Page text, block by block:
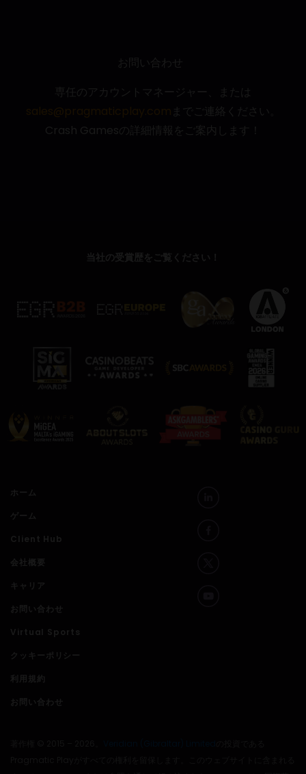
お問い合わせ
専任のアカウントマネージャー、または
までご連絡ください。
Crash Gamesの詳細情報をご案内します！
当社の受賞歴をご覧ください！
ホーム
ゲーム
Client Hub
会社概要
キャリア
お問い合わせ
Virtual Sports
クッキーポリシー
利用規約
お問い合わせ